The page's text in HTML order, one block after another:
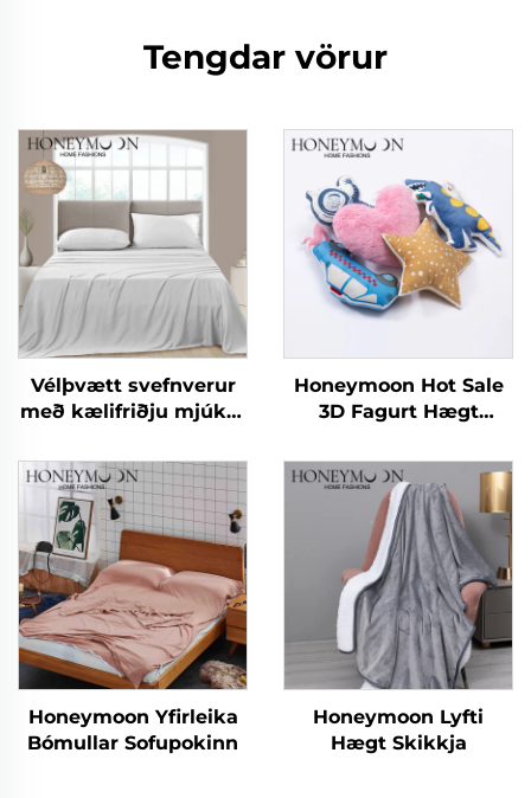
Tengdar vörur
Vélþvætt svefnverur
með kælifriðju mjúkar
Honeymoon Hot Sale
3D Fagurt Hægt
fyrir börn - Dynjuföt
fyrir svefnherbergi
Honeymoon Yfirleika
Bómullar Sofupokinn
Honeymoon Lyfti
Hægt Skikkja